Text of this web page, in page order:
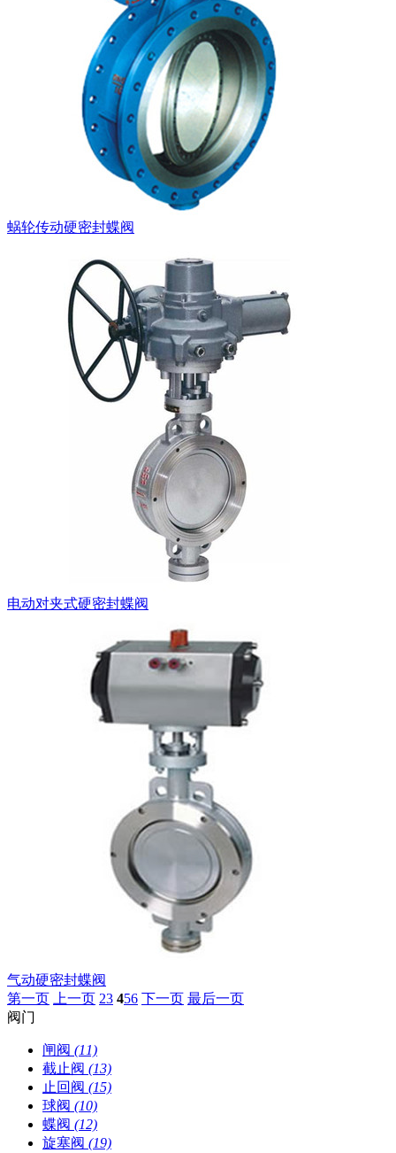
蜗轮传动硬密封蝶阀
电动对夹式硬密封蝶阀
气动硬密封蝶阀
第一页
上一页 23 456 下一页 最后一页
阀门
闸阀 (11)
截止阀 (13)
止回阀 (15)
球阀 (10)
蝶阀 (12)
旋塞阀 (19)